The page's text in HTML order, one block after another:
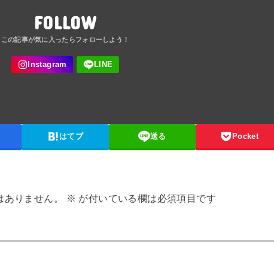
FOLLOW
はてブ 送る Pocket
りません。 ※ が付いている欄は必須項目です